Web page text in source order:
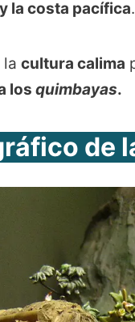
la costa pacífica.
la cultura calima
los quimbayas.
de